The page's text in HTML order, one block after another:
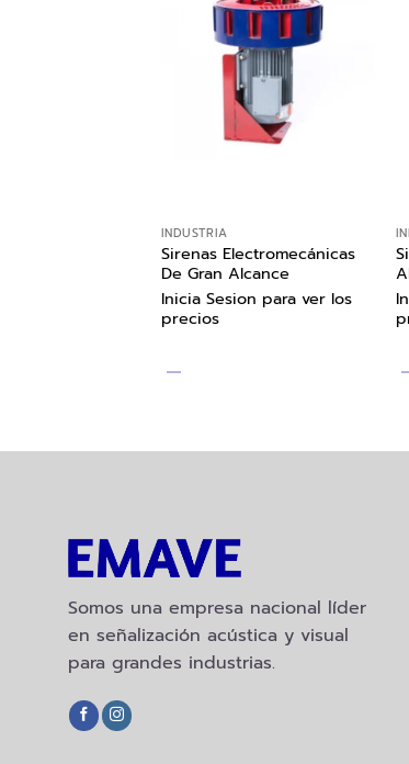
INDUSTRIA
Sirenas Electromecánicas
De Gran Alcance
Inicia Sesion para ver los
precios
Somos una empresa nacional líder
en señalización acústica y visual
para grandes industrias.